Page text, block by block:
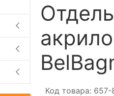
Код товара: 657-